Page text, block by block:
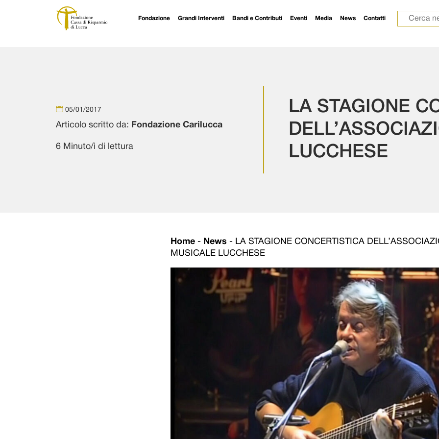
Navigazione principale
Fondazione Grandi Interventi Bandi e Contributi Eventi Media News Contatti Ricerca
05/01/2017
Articolo scritto da: Fondazione Carilucca
6 Minuto/i di lettura
LA STAGIONE
LUCCHESE
Home - News - LA STAGIONE CONCERTISTICA
MUSICALE LUCCHESE